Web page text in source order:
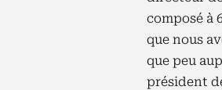
composé à
que nous
que peu
président